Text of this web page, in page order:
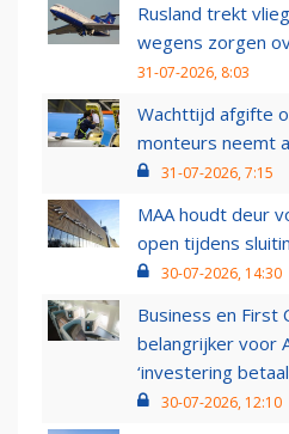
Rusland trekt
wegens zorgen
31-07-2026, 8:03
Wachttijd afgifte
monteurs neemt
31-07-2026, 7:15
MAA houdt deur
open tijdens
30-07-2026, 14:30
Business en First
belangrijker voor
‘investering
30-07-2026, 12:10